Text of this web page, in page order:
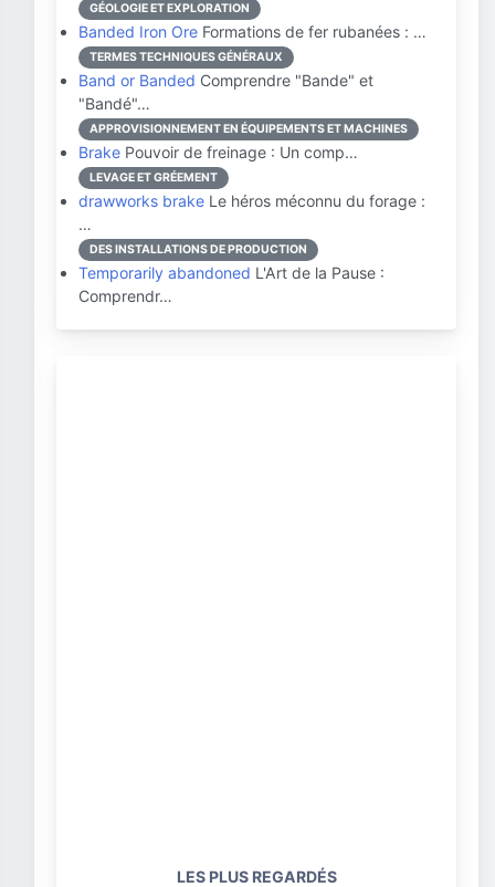
GÉOLOGIE ET EXPLORATION
Banded Iron Ore Formations de fer rubanées : …
TERMES TECHNIQUES GÉNÉRAUX
Band or Banded Comprendre "Bande" et
"Bandé"…
APPROVISIONNEMENT EN ÉQUIPEMENTS ET MACHINES
Brake Pouvoir de freinage : Un comp…
LEVAGE ET GRÉEMENT
drawworks brake Le héros méconnu du forage :
…
DES INSTALLATIONS DE PRODUCTION
Temporarily abandoned L'Art de la Pause :
Comprendr…
LES PLUS REGARDÉS